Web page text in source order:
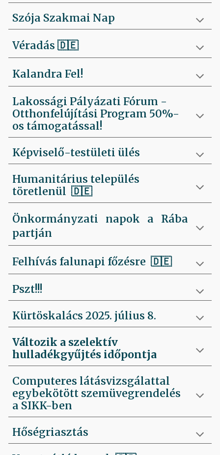
Szója Szakmai Nap
Véradás🇩🇪
Kalandra Fel!
Lakossági Pályázati Fórum -
Otthonfelújítási Program 50%-
os támogatással!
Képviselő-testületi ülés
Humanitárius település
töretlenül🇩🇪
Önkormányzati napok a Rába
partján
Felhívás falunapi főzésre🇩🇪
Pszt!!!
Kürtöskalács 2025. július 8.
Változik a szelektív
hulladékgyűjtés időpontja
Computeres látásvizsgálattal
egybekötött szemüvegrendelés
a SIKK-ben
Hőségriasztás